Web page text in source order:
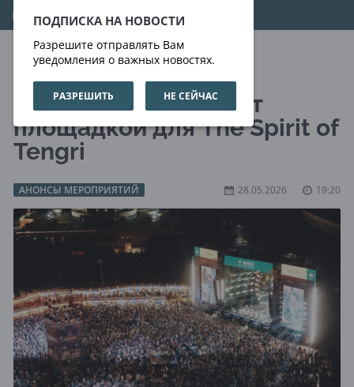
ПОДПИСКА НА НОВОСТИ
Разрешите отправлять Вам
уведомления о важных новостях.
РАЗРЕШИТЬ НЕ СЕЙЧАС
07.08.2026 19:26:55
Алматы снова станет
площадкой для The Spirit of
Tengri
АНОНСЫ МЕРОПРИЯТИЙ 28.05.2026 19:20